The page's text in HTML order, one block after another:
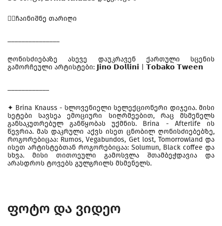
❤️‍🔥ჩაინიშნე თარიღი
_______________
ღონისძიებაზე ასევე დაუკრავენ ქართული სცენის
გამორჩეული არტისტები: 𝗝𝗶𝗻𝗼 𝗗𝗼𝗹𝗹𝗶𝗻𝗶 | 𝗧𝗼𝗯𝗮𝗸𝗼 𝗧𝘄𝗲𝗲𝗻
____________
✦ Brina Knauss - სლოვენიელი სელექციონერი დიჯეია. მისი
სეტები სავსეა ემოციური სიღრმეებით, რაც მსმენელს
განსაკუთრებულ განწყობას უქმნის. Brina - Afterlife ის
წევრია. მას დაკრული აქვს ისეთ ცნობილ ღონისძიებებზე,
როგორებიცაა: Rumos, Vegabundos, Get lost, Tomorrowland და
ისეთ არტისტებთან როგორებიცაა: Solumun, Black coffee და
სხვა. მისი თითოეული გამოსვლა შთამბეჭდავია და
არასდროს ტოვებს გულგრილს მსმენელს.
ფოტო და ვიდეო